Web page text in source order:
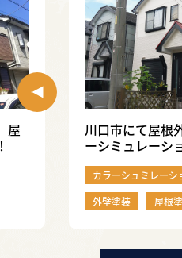
屋
川口市にて屋根
ーシミュレーシ
カラーシュミレーシ
外壁塗装
屋根